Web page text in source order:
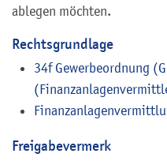
ablegen möchten.
Rechtsgrundlage
34f Gewerbeordnung
Freigabevermerk